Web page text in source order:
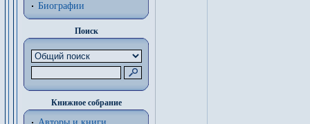
Биографии
Поиск
Книжное собрание